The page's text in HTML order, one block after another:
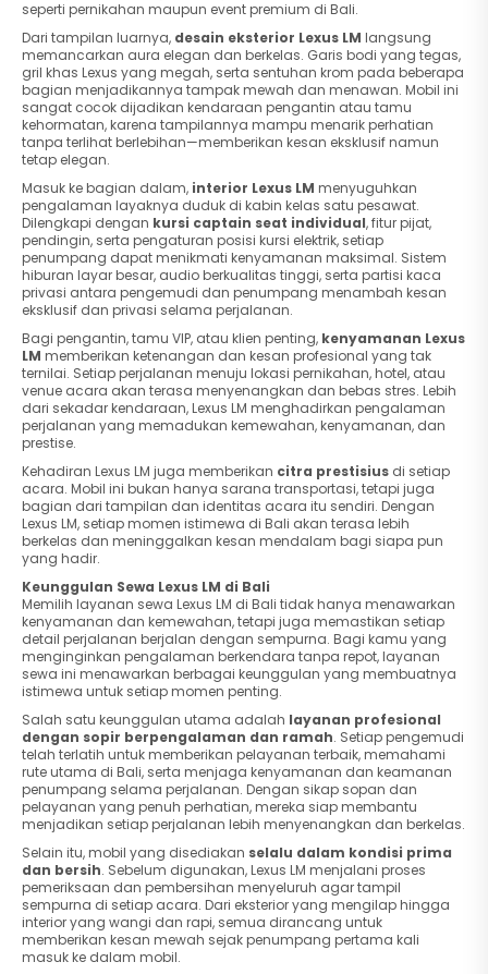
seperti pernikahan maupun event premium di Bali.
Dari tampilan luarnya, desain eksterior Lexus LM langsung
memancarkan aura elegan dan berkelas. Garis bodi yang tegas,
gril khas Lexus yang megah, serta sentuhan krom pada beberapa
bagian menjadikannya tampak mewah dan menawan. Mobil ini
sangat cocok dijadikan kendaraan pengantin atau tamu
kehormatan, karena tampilannya mampu menarik perhatian
tanpa terlihat berlebihan—memberikan kesan eksklusif namun
tetap elegan.
Masuk ke bagian dalam, interior Lexus LM menyuguhkan
pengalaman layaknya duduk di kabin kelas satu pesawat.
Dilengkapi dengan kursi captain seat individual, fitur pijat,
pendingin, serta pengaturan posisi kursi elektrik, setiap
penumpang dapat menikmati kenyamanan maksimal. Sistem
hiburan layar besar, audio berkualitas tinggi, serta partisi kaca
privasi antara pengemudi dan penumpang menambah kesan
eksklusif dan privasi selama perjalanan.
Bagi pengantin, tamu VIP, atau klien penting, kenyamanan Lexus
LM memberikan ketenangan dan kesan profesional yang tak
ternilai. Setiap perjalanan menuju lokasi pernikahan, hotel, atau
venue acara akan terasa menyenangkan dan bebas stres. Lebih
dari sekadar kendaraan, Lexus LM menghadirkan pengalaman
perjalanan yang memadukan kemewahan, kenyamanan, dan
prestise.
Kehadiran Lexus LM juga memberikan citra prestisius di setiap
acara. Mobil ini bukan hanya sarana transportasi, tetapi juga
bagian dari tampilan dan identitas acara itu sendiri. Dengan
Lexus LM, setiap momen istimewa di Bali akan terasa lebih
berkelas dan meninggalkan kesan mendalam bagi siapa pun
yang hadir.
Keunggulan Sewa Lexus LM di Bali
Memilih layanan sewa Lexus LM di Bali tidak hanya menawarkan
kenyamanan dan kemewahan, tetapi juga memastikan setiap
detail perjalanan berjalan dengan sempurna. Bagi kamu yang
menginginkan pengalaman berkendara tanpa repot, layanan
sewa ini menawarkan berbagai keunggulan yang membuatnya
istimewa untuk setiap momen penting.
Salah satu keunggulan utama adalah layanan profesional
dengan sopir berpengalaman dan ramah. Setiap pengemudi
telah terlatih untuk memberikan pelayanan terbaik, memahami
rute utama di Bali, serta menjaga kenyamanan dan keamanan
penumpang selama perjalanan. Dengan sikap sopan dan
pelayanan yang penuh perhatian, mereka siap membantu
menjadikan setiap perjalanan lebih menyenangkan dan berkelas.
Selain itu, mobil yang disediakan selalu dalam kondisi prima
dan bersih. Sebelum digunakan, Lexus LM menjalani proses
pemeriksaan dan pembersihan menyeluruh agar tampil
sempurna di setiap acara. Dari eksterior yang mengilap hingga
interior yang wangi dan rapi, semua dirancang untuk
memberikan kesan mewah sejak penumpang pertama kali
masuk ke dalam mobil.